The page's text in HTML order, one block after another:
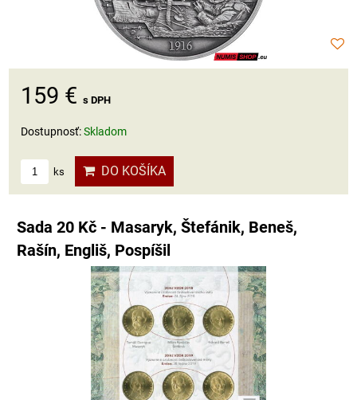
159 € s DPH
Dostupnosť:Skladom
ks DO KOŠÍKA
Sada 20 Kč - Masaryk, Štefánik, Beneš,
Rašín, Engliš, Pospíšil